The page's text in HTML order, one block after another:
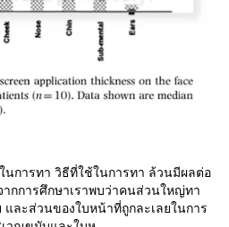
การทา วิธีที่ใช้ในการทา ล้วนมีผลต่อ
กการศึกษาเราพบว่าคนส่วนใหญ่ทา
และส่วนของใบหน้าที่ถูกละเลยในการ